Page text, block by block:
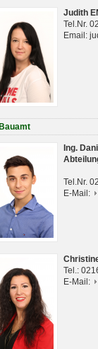
Judith
Tel.Nr.
Email:
Bauamt
Ing.
Tel.Nr.
E-Mail:
Tel.:
E-Mail: